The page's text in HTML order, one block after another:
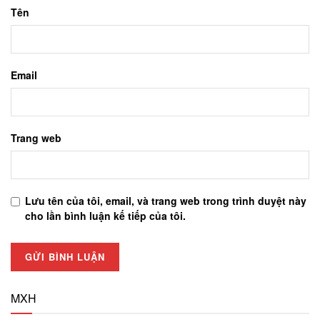
Tên
Email
Trang web
Lưu tên của tôi, email, và trang web trong trình duyệt này
cho lần bình luận kế tiếp của tôi.
MXH